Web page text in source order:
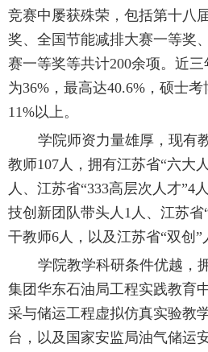
竞赛中屡获殊荣，包括第十八
奖、全国节能减排大赛一等奖
赛一等奖等共计200余项。近
为36%，最高达40.6%，硕士
11%以上。
学院师资力量雄厚，现有
教师107人，拥有江苏省“六大
人、江苏省“333高层次人才”4
技创新团队带头人1人、江苏
干教师6人，以及江苏省“双创”
学院教学科研条件优越，
集团华东石油局工程实践教育
采与储运工程虚拟仿真实验教
台，以及国家安监局油气储运